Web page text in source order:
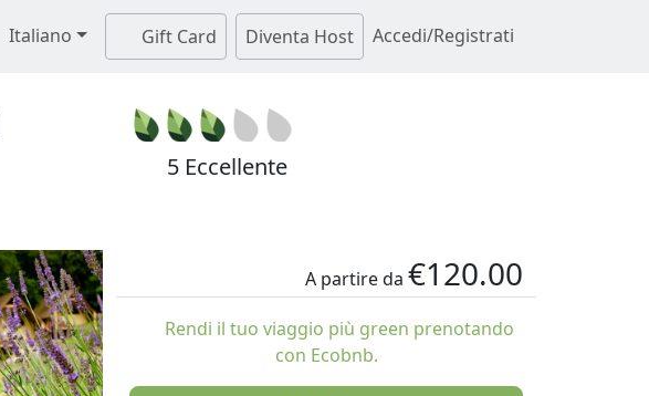
Italiano Gift Card Diventa Host Accedi/Registrati
5 Eccellente
A partire da €120.00
Rendi il tuo viaggio più green prenotando
con Ecobnb.